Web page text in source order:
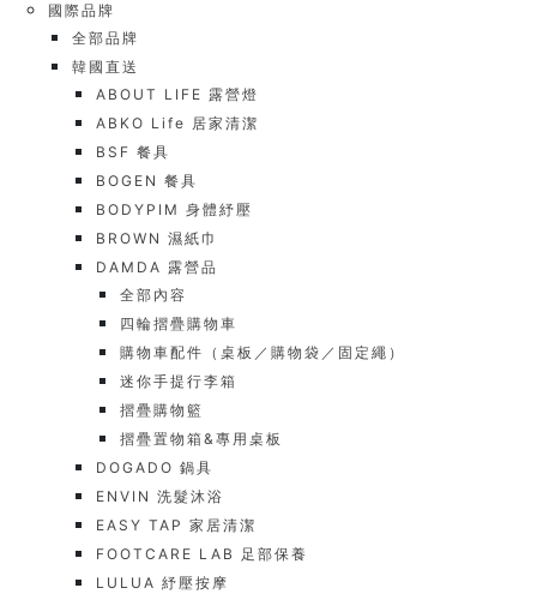
國際品牌
全部品牌
韓國直送
ABOUT LIFE 露營燈
ABKO Life 居家清潔
BSF 餐具
BOGEN 餐具
BODYPIM 身體紓壓
BROWN 濕紙巾
DAMDA 露營品
全部內容
四輪摺疊購物車
購物車配件（桌板／購物袋／固定繩）
迷你手提行李箱
摺疊購物籃
摺疊置物箱&專用桌板
DOGADO 鍋具
ENVIN 洗髮沐浴
EASY TAP 家居清潔
FOOTCARE LAB 足部保養
LULUA 紓壓按摩